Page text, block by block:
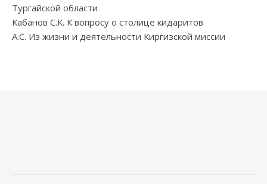
Тургайской области
Кабанов С.К. К вопросу о столице кидаритов
А.С. Из жизни и деятельности Киргизской миссии